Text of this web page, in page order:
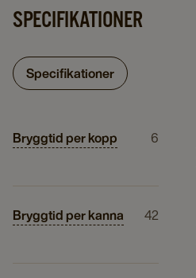
SPECIFIKATIONER
Specifikationer
Bryggtid per kopp 6
Bryggtid per kanna 42